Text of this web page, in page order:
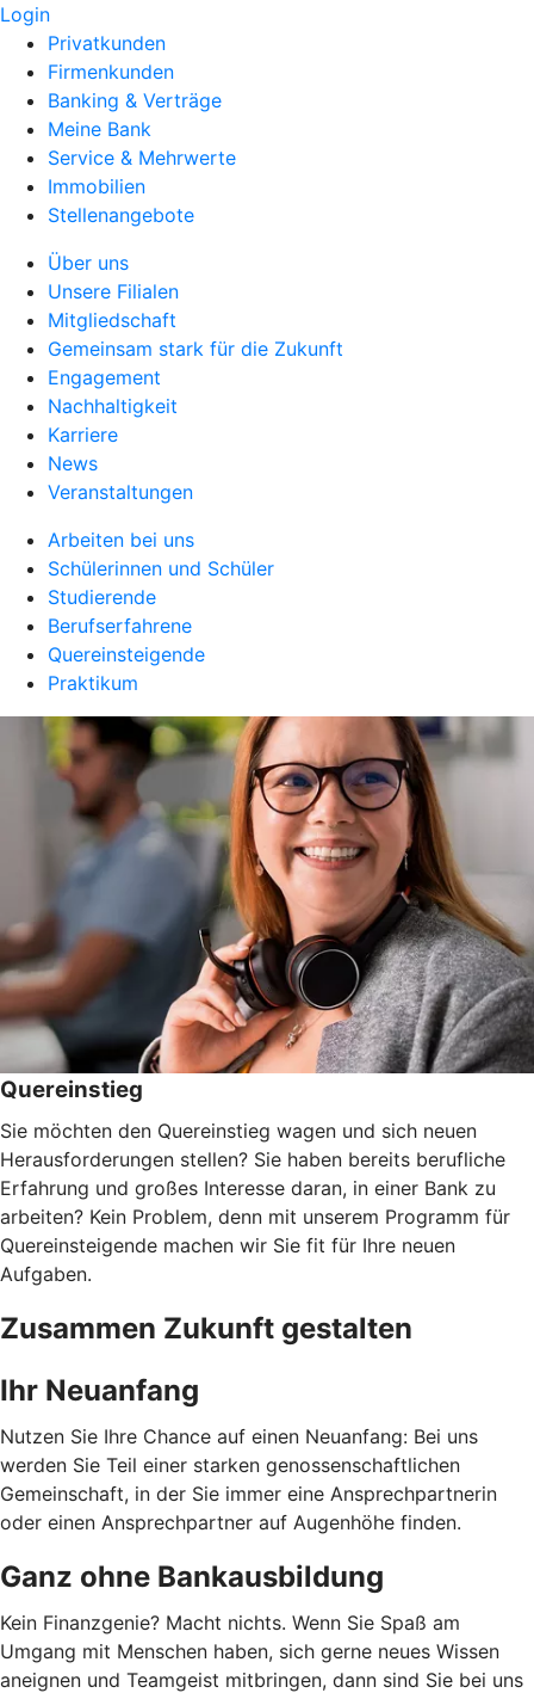
Login
Privatkunden
Firmenkunden
Banking & Verträge
Meine Bank
Service & Mehrwerte
Immobilien
Stellenangebote
Über uns
Unsere Filialen
Mitgliedschaft
Gemeinsam stark für die Zukunft
Engagement
Nachhaltigkeit
Karriere
News
Veranstaltungen
Arbeiten bei uns
Schülerinnen und Schüler
Studierende
Berufserfahrene
Quereinsteigende
Praktikum
Quereinstieg
Sie möchten den Quereinstieg wagen und sich neuen
Herausforderungen stellen? Sie haben bereits berufliche
Erfahrung und großes Interesse daran, in einer Bank zu
arbeiten? Kein Problem, denn mit unserem Programm für
Quereinsteigende machen wir Sie fit für Ihre neuen
Aufgaben.
Zusammen Zukunft gestalten
Ihr Neuanfang
Nutzen Sie Ihre Chance auf einen Neuanfang: Bei uns
werden Sie Teil einer starken genossenschaftlichen
Gemeinschaft, in der Sie immer eine Ansprechpartnerin
oder einen Ansprechpartner auf Augenhöhe finden.
Ganz ohne Bankausbildung
Kein Finanzgenie? Macht nichts. Wenn Sie Spaß am
Umgang mit Menschen haben, sich gerne neues Wissen
aneignen und Teamgeist mitbringen, dann sind Sie bei uns